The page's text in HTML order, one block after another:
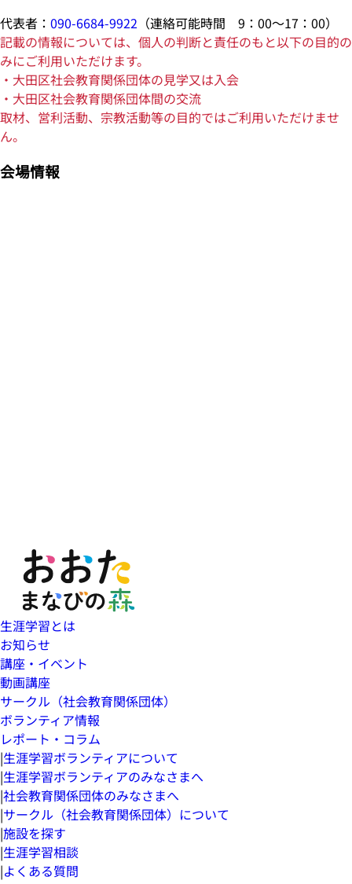
代表者： 090-6684-9922 （連絡可能時間 9：00～17：00）
記載の情報については、個人の判断と責任のもと以下の目的の
みにご利用いただけます。
・大田区社会教育関係団体の見学又は入会
・大田区社会教育関係団体間の交流
取材、営利活動、宗教活動等の目的ではご利用いただけませ
ん。
会場情報
生涯学習とは
お知らせ
講座・イベント
動画講座
サークル（社会教育関係団体）
ボランティア情報
レポート・コラム
|生涯学習ボランティアについて
|生涯学習ボランティアのみなさまへ
|社会教育関係団体のみなさまへ
|サークル（社会教育関係団体）について
|施設を探す
|生涯学習相談
|よくある質問